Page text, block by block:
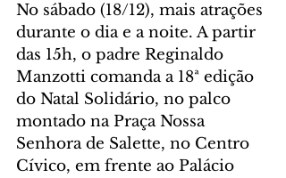
No sábado (18/12), mais atrações
durante o dia e a noite. A partir
das 15h, o padre Reginaldo
Manzotti comanda a 18ª edição
do Natal Solidário, no palco
montado na Praça Nossa
Senhora de Salette, no Centro
Cívico, em frente ao Palácio